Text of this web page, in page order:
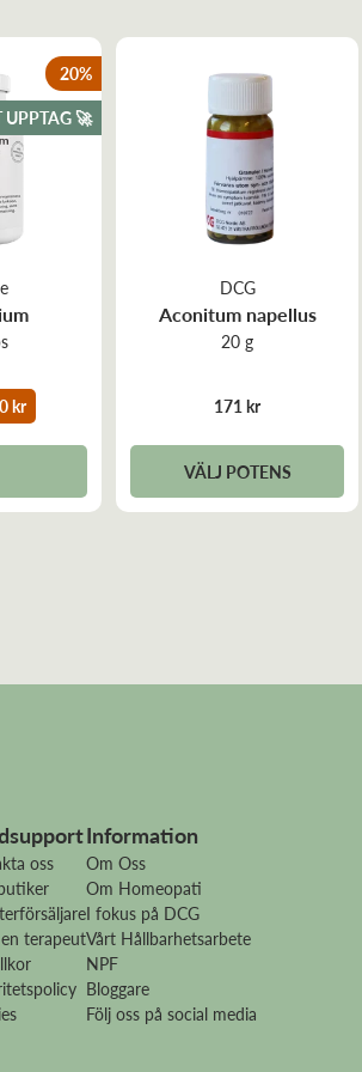
referensintag
kr
20%
UPPTAG 🚀
DCG
Aconitum napellus
20 g
171 kr
VÄLJ POTENS
oss
terapeut
Information
Om Oss
Om Homeopati
I fokus på DCG
Vårt Hållbarhetsarbete
NPF
Bloggare
Följ oss på social media